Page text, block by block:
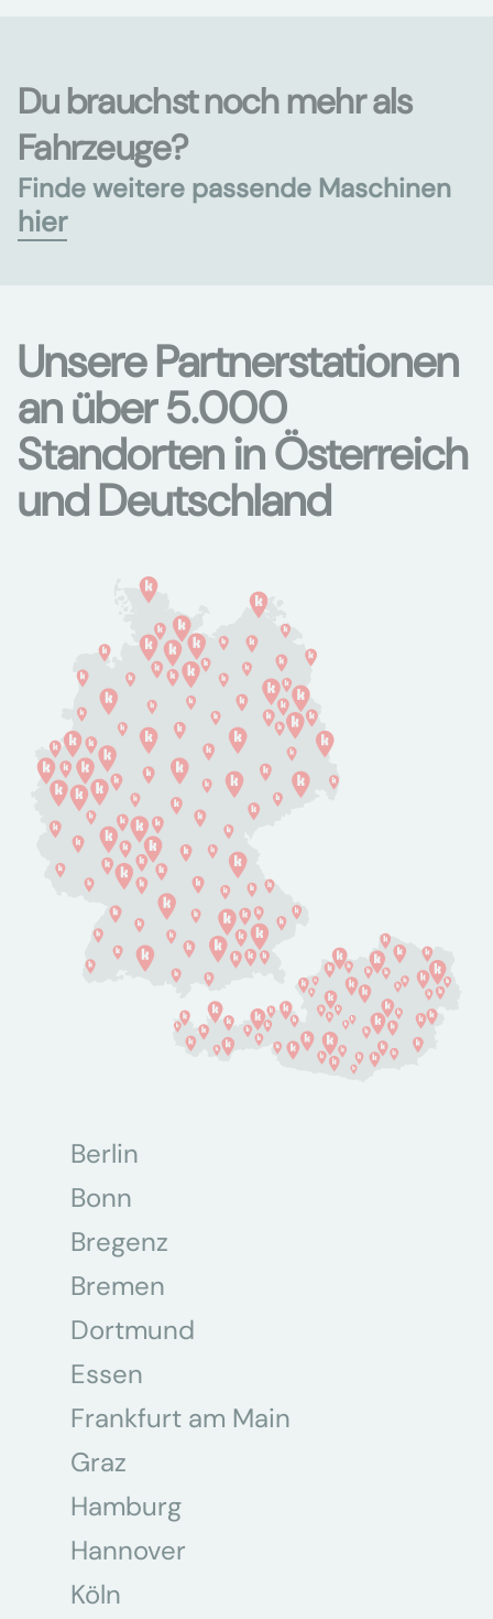
Du brauchst noch mehr als
Fahrzeuge?
Finde weitere passende Maschinen
hier
Unsere Partnerstationen
an über 5.000
Standorten in Österreich
und Deutschland
Berlin
Bonn
Bregenz
Bremen
Dortmund
Essen
Frankfurt am Main
Graz
Hamburg
Hannover
Köln